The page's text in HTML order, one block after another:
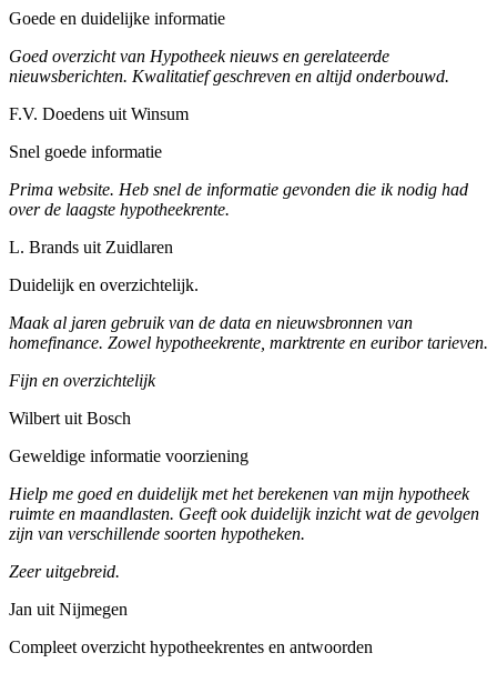
Goede en duidelijke informatie
Goed overzicht van Hypotheek nieuws en gerelateerde
nieuwsberichten. Kwalitatief geschreven en altijd onderbouwd.
F.V. Doedens uit Winsum
Snel goede informatie
Prima website. Heb snel de informatie gevonden die ik nodig had
over de laagste hypotheekrente.
L. Brands uit Zuidlaren
Duidelijk en overzichtelijk.
Maak al jaren gebruik van de data en nieuwsbronnen van
homefinance. Zowel hypotheekrente, marktrente en euribor tarieven.
Fijn en overzichtelijk
Wilbert uit Bosch
Geweldige informatie voorziening
Hielp me goed en duidelijk met het berekenen van mijn hypotheek
ruimte en maandlasten. Geeft ook duidelijk inzicht wat de gevolgen
zijn van verschillende soorten hypotheken.
Zeer uitgebreid.
Jan uit Nijmegen
Compleet overzicht hypotheekrentes en antwoorden